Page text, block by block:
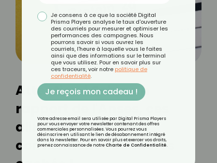
Attention ! Selon un
rapport de l'Anses, ces
aliments industriels
contiennent des sucres
Je consens à ce que la société Digital
Prisma Players analyse le taux d'ouverture
des courriels pour mesurer et optimiser les
performances des campagnes. Nous
pourrons savoir si vous ouvrez les
courriels, l'heure à laquelle vous le faites
ainsi que des informations sur le terminal
que vous utilisez. Pour en savoir plus sur
ces traceurs, voir notre politique de
confidentialité.
Je reçois mon cadeau !
Votre adresse email sera utilisée par Digital Prisma Players
pour vous envoyer votre newsletter contenant des offres
commerciales personnalisées. Vous pourrez vous
désinscrire en utilisant le lien de désabonnement intégré
dans la newsletter. Pour en savoir plus et exercer vos droits,
prenez connaissance de notre Charte de Confidentialité.